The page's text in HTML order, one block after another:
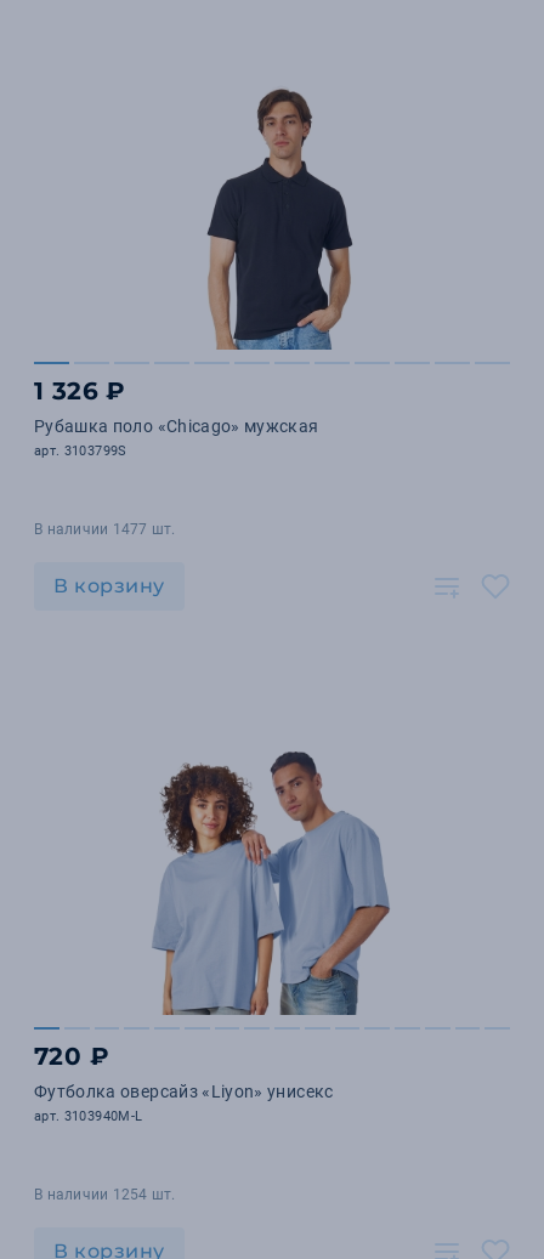
1 326 ₽
Рубашка поло «Chicago» мужская
арт. 3103799S
В наличии 1477 шт.
В корзину
720 ₽
Футболка оверсайз «Liyon» унисекс
арт. 3103940M-L
В наличии 1254 шт.
В корзину